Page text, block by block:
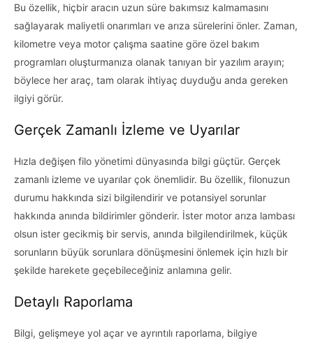
Bu özellik, hiçbir aracın uzun süre bakımsız kalmamasını
sağlayarak maliyetli onarımları ve arıza sürelerini önler. Zaman,
kilometre veya motor çalışma saatine göre özel bakım
programları oluşturmanıza olanak tanıyan bir yazılım arayın;
böylece her araç, tam olarak ihtiyaç duyduğu anda gereken
ilgiyi görür.
Gerçek Zamanlı İzleme ve Uyarılar
Hızla değişen filo yönetimi dünyasında bilgi güçtür. Gerçek
zamanlı izleme ve uyarılar çok önemlidir. Bu özellik, filonuzun
durumu hakkında sizi bilgilendirir ve potansiyel sorunlar
hakkında anında bildirimler gönderir. İster motor arıza lambası
olsun ister gecikmiş bir servis, anında bilgilendirilmek, küçük
sorunların büyük sorunlara dönüşmesini önlemek için hızlı bir
şekilde harekete geçebileceğiniz anlamına gelir.
Detaylı Raporlama
Bilgi, gelişmeye yol açar ve ayrıntılı raporlama, bilgiye